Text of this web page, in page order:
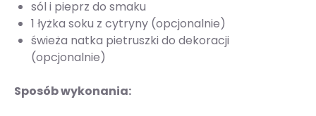
sól i pieprz do smaku
1 łyżka soku z cytryny (opcjonalnie)
świeża natka pietruszki do dekoracji
(opcjonalnie)
Sposób wykonania: